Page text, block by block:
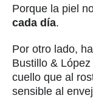
Porque la piel
cada día.
Por otro lado,
Bustillo &
cuello que al
sensible al